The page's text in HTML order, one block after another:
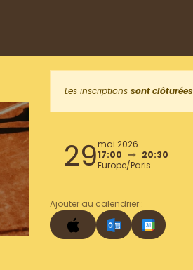
Les inscriptions sont clôturées
29mai 2026
17:00
20:30
Europe/Paris
Ajouter au calendrier :